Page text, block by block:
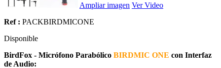
Ampliar imagen Ver Video
Ref : PACKBIRDMICONE
Disponible
BirdFox - Micrófono Parabólico BIRDMIC ONE con Interfaz
de Audio: